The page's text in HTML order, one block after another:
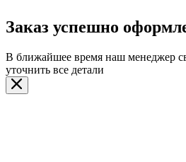
Заказ успешно
В ближайшее время наш менеджер
уточнить все детали